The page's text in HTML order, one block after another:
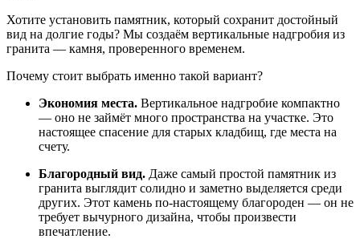
Хотите установить памятник, который сохранит достойный
вид на долгие годы? Мы создаём вертикальные надгробия из
гранита — камня, проверенного временем.
Почему стоит выбрать именно такой вариант?
Экономия места. Вертикальное надгробие компактно
— оно не займёт много пространства на участке. Это
настоящее спасение для старых кладбищ, где места на
счету.
Благородный вид. Даже самый простой памятник из
гранита выглядит солидно и заметно выделяется среди
других. Этот камень по-настоящему благороден — он не
требует вычурного дизайна, чтобы произвести
впечатление.